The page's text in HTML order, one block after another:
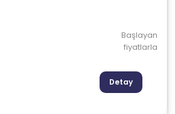
Başlayan
fiyatlarla
Detay